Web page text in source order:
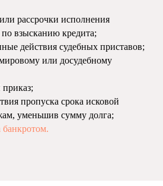
рассрочки исполнения
взысканию кредита;
действия судебных приставов;
или досудебному
пропуска срока исковой
уменьшив сумму долга;